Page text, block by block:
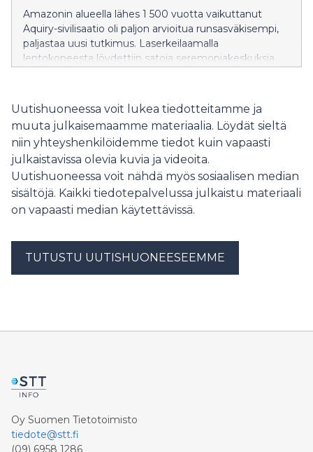
Amazonin alueella lähes 1 500 vuotta vaikuttanut
Aquiry-sivilisaatio oli paljon arvioitua runsasväkisempi,
paljastaa uusi tutkimus. Laserkeilaamalla
lentokoneesta löydettiin satoja seremoniakeskuksia
Uutishuoneessa voit lukea tiedotteitamme ja
muuta julkaisemaamme materiaalia. Löydät sieltä
niin yhteyshenkilöidemme tiedot kuin vapaasti
julkaistavissa olevia kuvia ja videoita.
Uutishuoneessa voit nähdä myös sosiaalisen median
sisältöjä. Kaikki tiedotepalvelussa julkaistu materiaali
on vapaasti median käytettävissä.
TUTUSTU UUTISHUONEESEEMME
Oy Suomen Tietotoimisto
tiedote@stt.fi
(09) 6958 1286